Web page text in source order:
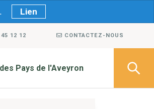
Lien
12 12 CONTACTEZ-NOUS
Pays de l'Aveyron